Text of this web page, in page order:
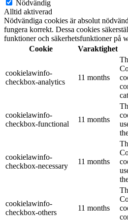
Nödvändig
Alltid aktiverad
Nödvändiga cookies är absolut
fungera korrekt. Dessa cookies
funktioner och säkerhetsfunktioner på
Cookie
Varaktighet
cookielawinfo-
checkbox-analytics
11 months
cookielawinfo-
checkbox-functional
11 months
cookielawinfo-
checkbox-necessary
11 months
cookielawinfo-
checkbox-others
11 months